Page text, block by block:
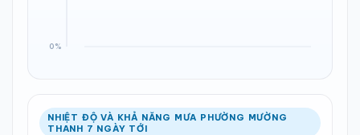
NHIỆT ĐỘ VÀ KHẢ NĂNG MƯA PHƯỜNG MƯỜNG
THANH 7 NGÀY TỚI